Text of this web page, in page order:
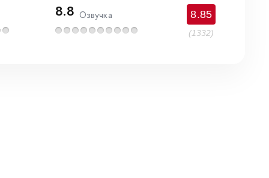
8.8 Озвучка 8.85
(1332)